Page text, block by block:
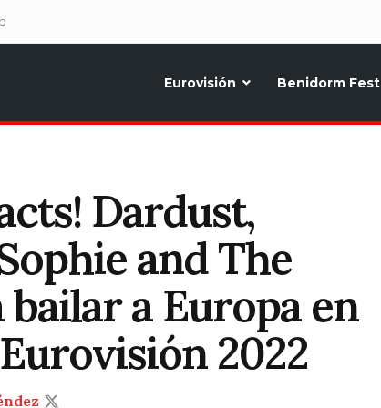
Eurovisión Benidorm Fest
Dardust,
and The
a Europa en
2022